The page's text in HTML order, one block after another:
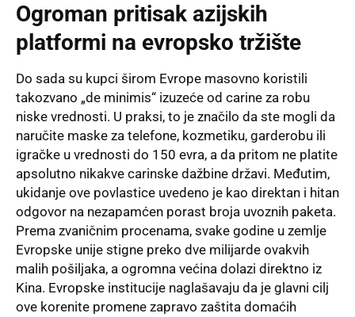
Ogroman pritisak azijskih
platformi na evropsko tržište
Do sada su kupci širom Evrope masovno koristili
takozvano „de minimis“ izuzeće od carine za robu
niske vrednosti. U praksi, to je značilo da ste mogli da
naručite maske za telefone, kozmetiku, garderobu ili
igračke u vrednosti do 150 evra, a da pritom ne platite
apsolutno nikakve carinske dažbine državi. Međutim,
ukidanje ove povlastice uvedeno je kao direktan i hitan
odgovor na nezapamćen porast broja uvoznih paketa.
Prema zvaničnim procenama, svake godine u zemlje
Evropske unije stigne preko dve milijarde ovakvih
malih pošiljaka, a ogromna većina dolazi direktno iz
Kina. Evropske institucije naglašavaju da je glavni cilj
ove korenite promene zapravo zaštita domaćih